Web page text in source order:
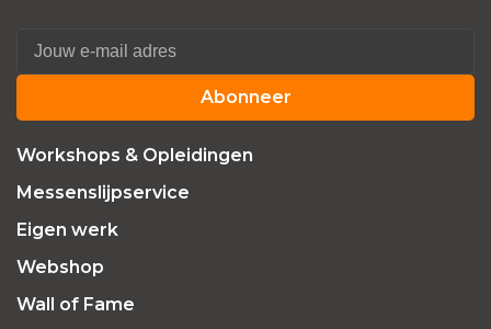
Abonneer
Workshops & Opleidingen
Messenslijpservice
Eigen werk
Webshop
Wall of Fame